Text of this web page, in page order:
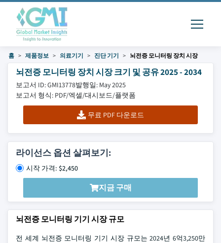
홈 제품정보 의료기기 진단 기기 뇌전증 모니터링 장치 시장
뇌전증 모니터링 장치 시장 크기 및 공유 2025 - 2034
보고서 ID: GMI13778발행일: May 2025
보고서 형식: PDF/엑셀/대시보드/플랫폼
무료 PDF 다운로드
라이선스 옵션 살펴보기:
시작 가격: $2,450
지금 구매
뇌전증 모니터링 기기 시장 규모
전 세계 뇌전증 모니터링 기기 시장 규모는 2024년 6억3,250만